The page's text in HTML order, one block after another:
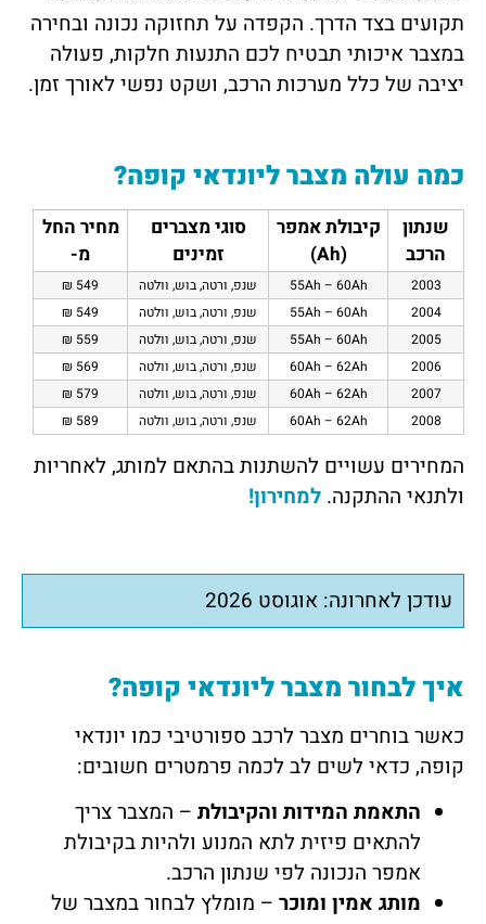
תקועים בצד הדרך. הקפדה על תחזוקה נכונה ובחירה
במצבר איכותי תבטיח לכם התנעות חלקות, פעולה
יציבה של כלל מערכות הרכב, ושקט נפשי לאורך זמן.
כמה עולה מצבר ליונדאי קופה?
שנתון
הרכב
קיבולת אמפר
(Ah)
סוגי מצברים
זמינים
מחיר החל
מ-
2003
55Ah – 60Ah שנפ, ורטה, בוש, וולטה
549 ₪
2004
55Ah – 60Ah שנפ, ורטה, בוש, וולטה
549 ₪
2005
55Ah – 60Ah שנפ, ורטה, בוש, וולטה
559 ₪
2006
60Ah – 62Ah שנפ, ורטה, בוש, וולטה
569 ₪
2007
60Ah – 62Ah שנפ, ורטה, בוש, וולטה
579 ₪
2008
60Ah – 62Ah שנפ, ורטה, בוש, וולטה 589 ₪
המחירים עשויים להשתנות בהתאם למותג, לאחריות
ולתנאי ההתקנה. למחירון!
עודכן לאחרונה: אוגוסט 2026
איך לבחור מצבר ליונדאי קופה?
כאשר בוחרים מצבר לרכב ספורטיבי כמו יונדאי
קופה, כדאי לשים לב לכמה פרמטרים חשובים:
התאמת המידות והקיבולת – המצבר צריך
להתאים פיזית לתא המנוע ולהיות בקיבולת
אמפר הנכונה לפי שנתון הרכב.
מותג אמין ומוכר – מומלץ לבחור במצבר של